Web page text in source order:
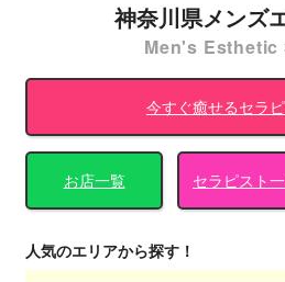
神奈川県メンズ
Men's Esthetic
今すぐ癒せるセラ
お店一覧 セラピスト
人気のエリアから探す！